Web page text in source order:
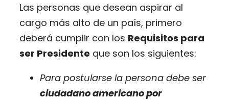
Las personas que desean aspirar al
cargo más alto de un país, primero
deberá cumplir con los Requisitos para
ser Presidente que son los siguientes:
Para postularse la persona debe ser
ciudadano americano por